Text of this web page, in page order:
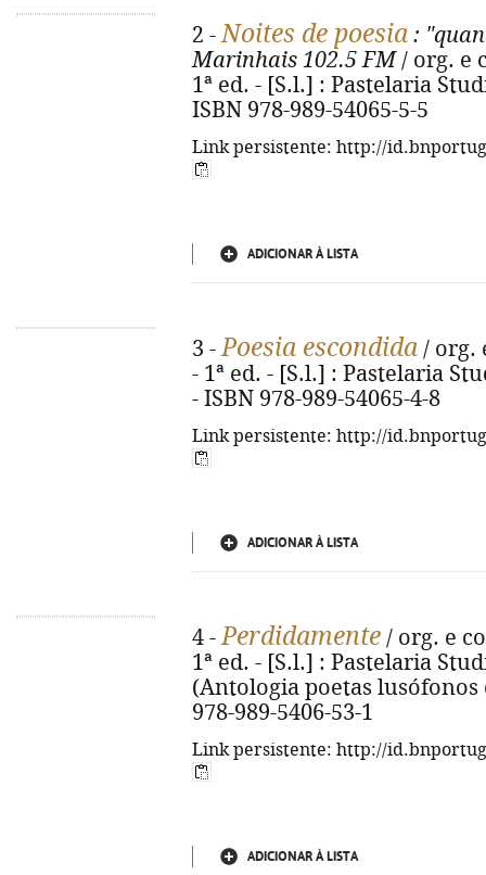
2 -Noites de poesia :
Marinhais 102.5 FM/ org. e
1ª ed. - [S.l.] : Pastelaria
ISBN 978-989-54065-5-5
Link persistente: http://
ADICIONAR À LISTA
3 -Poesia escondida / org.
- 1ª ed. - [S.l.] : Pastelaria
- ISBN 978-989-54065-4-8
Link persistente: http://
ADICIONAR À LISTA
4 -Perdidamente / org. e
1ª ed. - [S.l.] : Pastelaria
(Antologia poetas lusófonos
978-989-5406-53-1
Link persistente: http://
ADICIONAR À LISTA